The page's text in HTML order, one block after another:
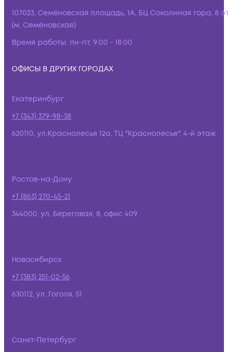
107023, Семёновская площадь, 1А, БЦ Соколиная гора, 8
(м. Семёновская)
Время работы: пн-пт, 9:00 - 18:00
ОФИСЫ В ДРУГИХ ГОРОДАХ
Екатеринбург
+7 (343) 379-98-38
620110, ул.Краснолесья 12а, ТЦ "Краснолесье", 4-й этаж
Ростов-на-Дону
+7 (863) 270-45-21
344000, ул. Береговая, 8, офис 409
Новосибирск
+7 (383) 251-02-56
630112, ул. Гоголя, 51
Санкт-Петербург